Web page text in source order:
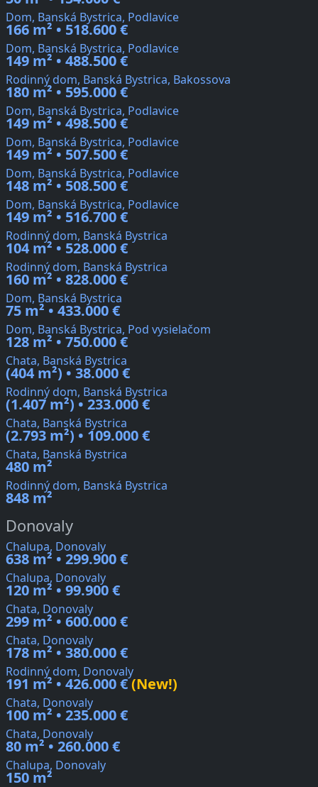
Dom, Banská Bystrica, Podlavice
166 m² • 518.600 €
Dom, Banská Bystrica, Podlavice
149 m² • 488.500 €
Rodinný dom, Banská Bystrica, Bakossova
180 m² • 595.000 €
Dom, Banská Bystrica, Podlavice
149 m² • 498.500 €
Dom, Banská Bystrica, Podlavice
149 m² • 507.500 €
Dom, Banská Bystrica, Podlavice
148 m² • 508.500 €
Dom, Banská Bystrica, Podlavice
149 m² • 516.700 €
Rodinný dom, Banská Bystrica
104 m² • 528.000 €
Rodinný dom, Banská Bystrica
160 m² • 828.000 €
Dom, Banská Bystrica
75 m² • 433.000 €
Dom, Banská Bystrica, Pod vysielačom
128 m² • 750.000 €
Chata, Banská Bystrica
(404 m²) • 38.000 €
Rodinný dom, Banská Bystrica
(1.407 m²) • 233.000 €
Chata, Banská Bystrica
(2.793 m²) • 109.000 €
Chata, Banská Bystrica
480 m²
Rodinný dom, Banská Bystrica
848 m²
Donovaly
Chalupa, Donovaly
638 m² • 299.900 €
Chalupa, Donovaly
120 m² • 99.900 €
Chata, Donovaly
299 m² • 600.000 €
Chata, Donovaly
178 m² • 380.000 €
Rodinný dom, Donovaly
191 m² • 426.000 €(New!)
Chata, Donovaly
100 m² • 235.000 €
Chata, Donovaly
80 m² • 260.000 €
Chalupa, Donovaly
150 m²